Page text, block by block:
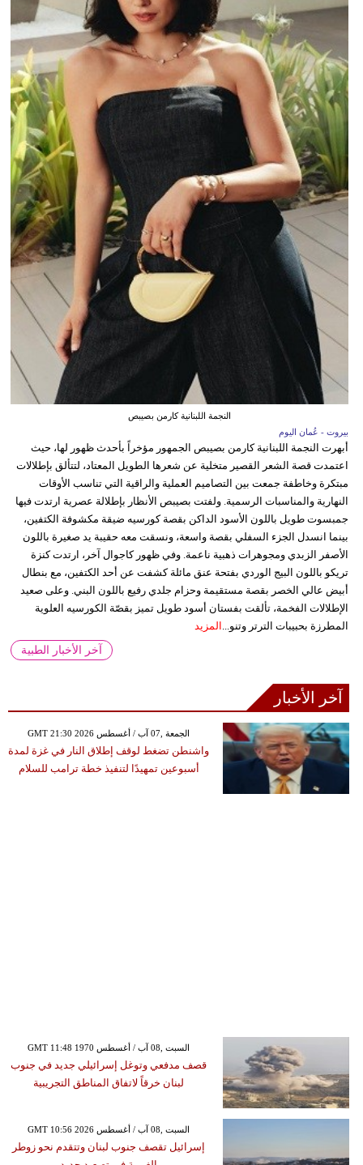
النجمة اللبنانية كارمن بصيبص
بيروت - عُمان اليوم
أبهرت النجمة اللبنانية كارمن بصيبص الجمهور مؤخراً بأحدث ظهور لها، حيث
اعتمدت قصة الشعر القصير متخلية عن شعرها الطويل المعتاد، لتتألق بإطلالات
مبتكرة وخاطفة جمعت بين التصاميم العملية والراقية التي تناسب الأوقات
النهارية والمناسبات الرسمية. ولفتت بصيبص الأنظار بإطلالة عصرية ارتدت فيها
جمبسوت طويل باللون الأسود الداكن بقصة كورسيه ضيقة مكشوفة الكتفين،
بينما انسدل الجزء السفلي بقصة واسعة، ونسقت معه حقيبة يد صغيرة باللون
الأصفر الزبدي ومجوهرات ذهبية ناعمة. وفي ظهور كاجوال آخر، ارتدت كنزة
تريكو باللون البيج الوردي بفتحة عنق مائلة كشفت عن أحد الكتفين، مع بنطال
أبيض عالي الخصر بقصة مستقيمة وحزام جلدي رفيع باللون البني. وعلى صعيد
الإطلالات الفخمة، تألقت بفستان أسود طويل تميز بقصّة الكورسيه العلوية
المطرزة بحبيبات الترتر وتنو... المزيد
آخر الأخبار الطبية
آخر الأخبار
GMT 21:30 2026 الجمعة ,07 آب / أغسطس
واشنطن تضغط لوقف إطلاق النار في غزة لمدة
أسبوعين تمهيدًا لتنفيذ خطة ترامب للسلام
GMT 11:48 1970 السبت ,08 آب / أغسطس
قصف مدفعي وتوغل إسرائيلي جديد في جنوب
لبنان خرقاً لاتفاق المناطق التجريبية
GMT 10:56 2026 السبت ,08 آب / أغسطس
إسرائيل تقصف جنوب لبنان وتتقدم نحو زوطر